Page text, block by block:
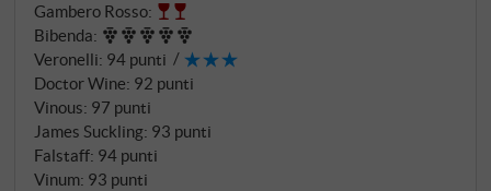
finezza eccezionale, anche se il frutto primario si
afferma lentamente. Finisce lungo con uno strato di
tannini dolci e aromi balsamici di ciliegia. La sua
finezza e il suo equilibrio sono già sorprendenti in
giovane età, e il meglio arriverà solo tra qualche
anno. SUPERIORE.DE
Gambero Rosso:
Bibenda:
Veronelli: 94 punti
Doctor Wine: 92 punti
Vinous: 97 punti
James Suckling: 93 punti
Falstaff: 94 punti
Vinum: 93 punti